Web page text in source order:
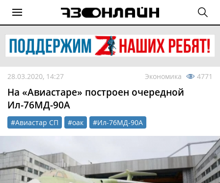
28.03.2020, 14:27 Экономика 4771
На «Авиастаре» построен очередной
Ил-76МД-90А
#Авиастар СП #оак #Ил-76МД-90А